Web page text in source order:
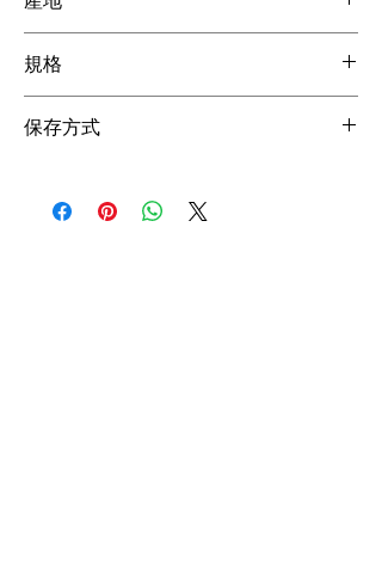
合食用規範
規格
5KG * 4 Cans
保存方式